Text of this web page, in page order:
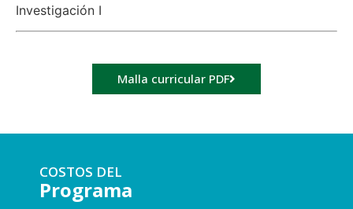
Investigación I
Malla curricular PDF
COSTOS DEL
Programa